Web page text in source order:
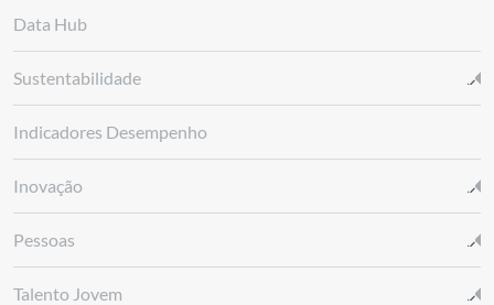
Data Hub
Sustentabilidade
Indicadores Desempenho
Inovação
Pessoas
Talento Jovem